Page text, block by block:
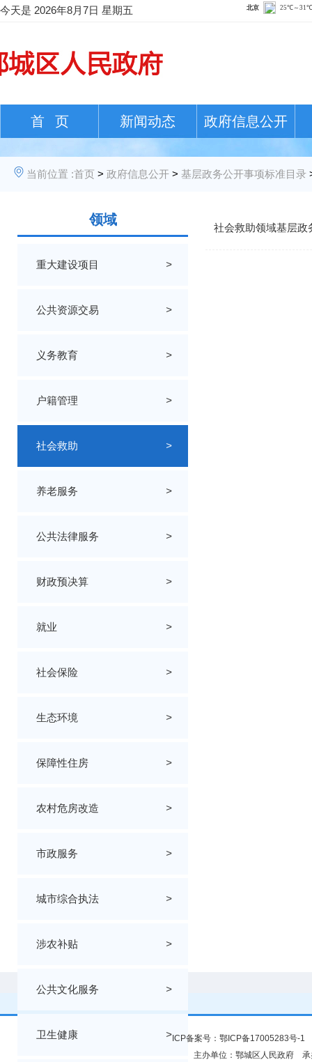
今天是 2026年8月7日 星期五
首 页 新闻动态 政府信息公开
当前位置 :首页 > 政府信息公开 > 基层政务公开事项标准目录
领域
重大建设项目 >
公共资源交易 >
义务教育 >
户籍管理 >
社会救助 >
养老服务 >
公共法律服务 >
财政预决算 >
就业 >
社会保险 >
生态环境 >
保障性住房 >
农村危房改造 >
市政服务 >
城市综合执法 >
涉农补贴 >
公共文化服务 >
卫生健康 >
社会救助领域基层政
ICP备案号： 鄂ICP备17005283号-1
主办单位：鄂城区人民政府